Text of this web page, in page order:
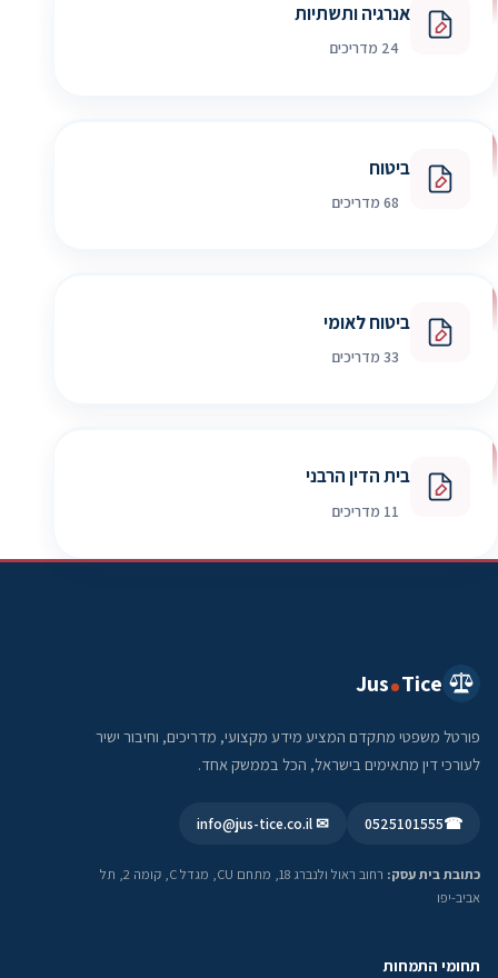
אנרגיה ותשתיות
24 מדריכים
ביטוח
68 מדריכים
ביטוח לאומי
33 מדריכים
בית הדין הרבני
11 מדריכים
Jus Tice
פורטל משפטי מתקדם המציע מידע מקצועי, מדריכים, וחיבור ישיר
לעורכי דין מתאימים בישראל, הכל בממשק אחד.
☎
0525101555
✉ info@jus-tice.co.il
כתובת בית עסק:
רחוב ראול ולנברג 18, מתחם CU, מגדל C, קומה 2, תל
אביב-יפו
תחומי התמחות